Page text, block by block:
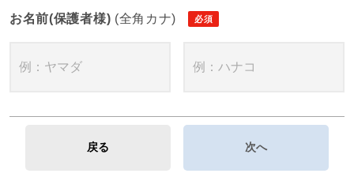
お名前(保護者様) (全角カナ)